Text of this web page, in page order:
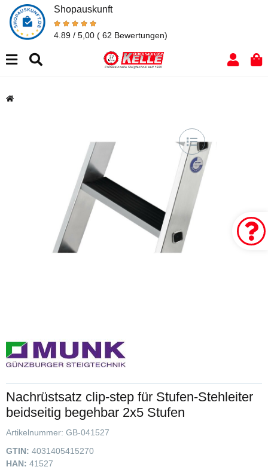
Shopauskunft
4.89 / 5,00 ( 62 Bewertungen)
Nachrüstsatz clip-step für Stufen-Stehleiter
beidseitig begehbar 2x5 Stufen
Artikelnummer: GB-041527
GTIN: 4031405415270
HAN: 41527